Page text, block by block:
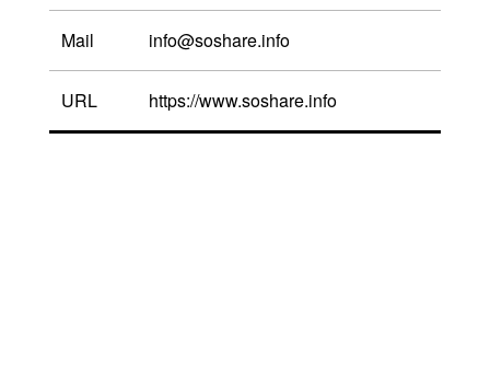
「シェアキッチンいいね！！手軽に開業、独立
希望者ら修行」として掲載されました。
毎日新聞
「多くの人の夢お手伝い 人と場所つなぐヒト
Mail info@soshare.info
URL https://www.soshare.info